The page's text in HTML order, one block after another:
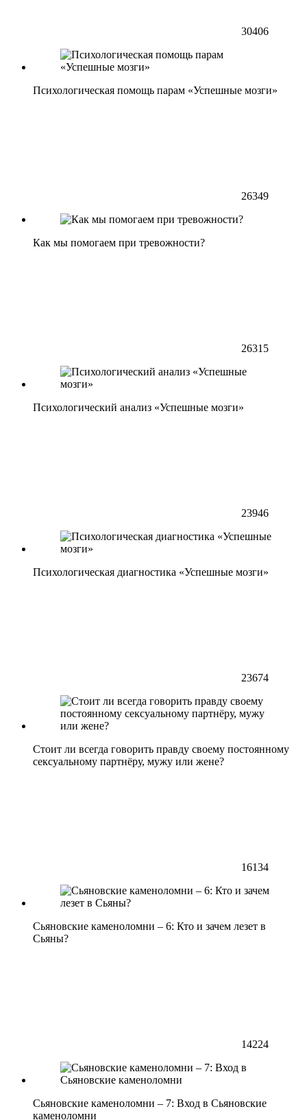
30406
Психологическая помощь парам «Успешные мозги»
26349
Как мы помогаем при тревожности?
26315
Психологический анализ «Успешные мозги»
23946
Психологическая диагностика «Успешные мозги»
23674
Стоит ли всегда говорить правду своему постоянному
сексуальному партнёру, мужу или жене?
16134
Сьяновские каменоломни – 6: Кто и зачем лезет в
Сьяны?
14224
Сьяновские каменоломни – 7: Вход в Сьяновские
каменоломни